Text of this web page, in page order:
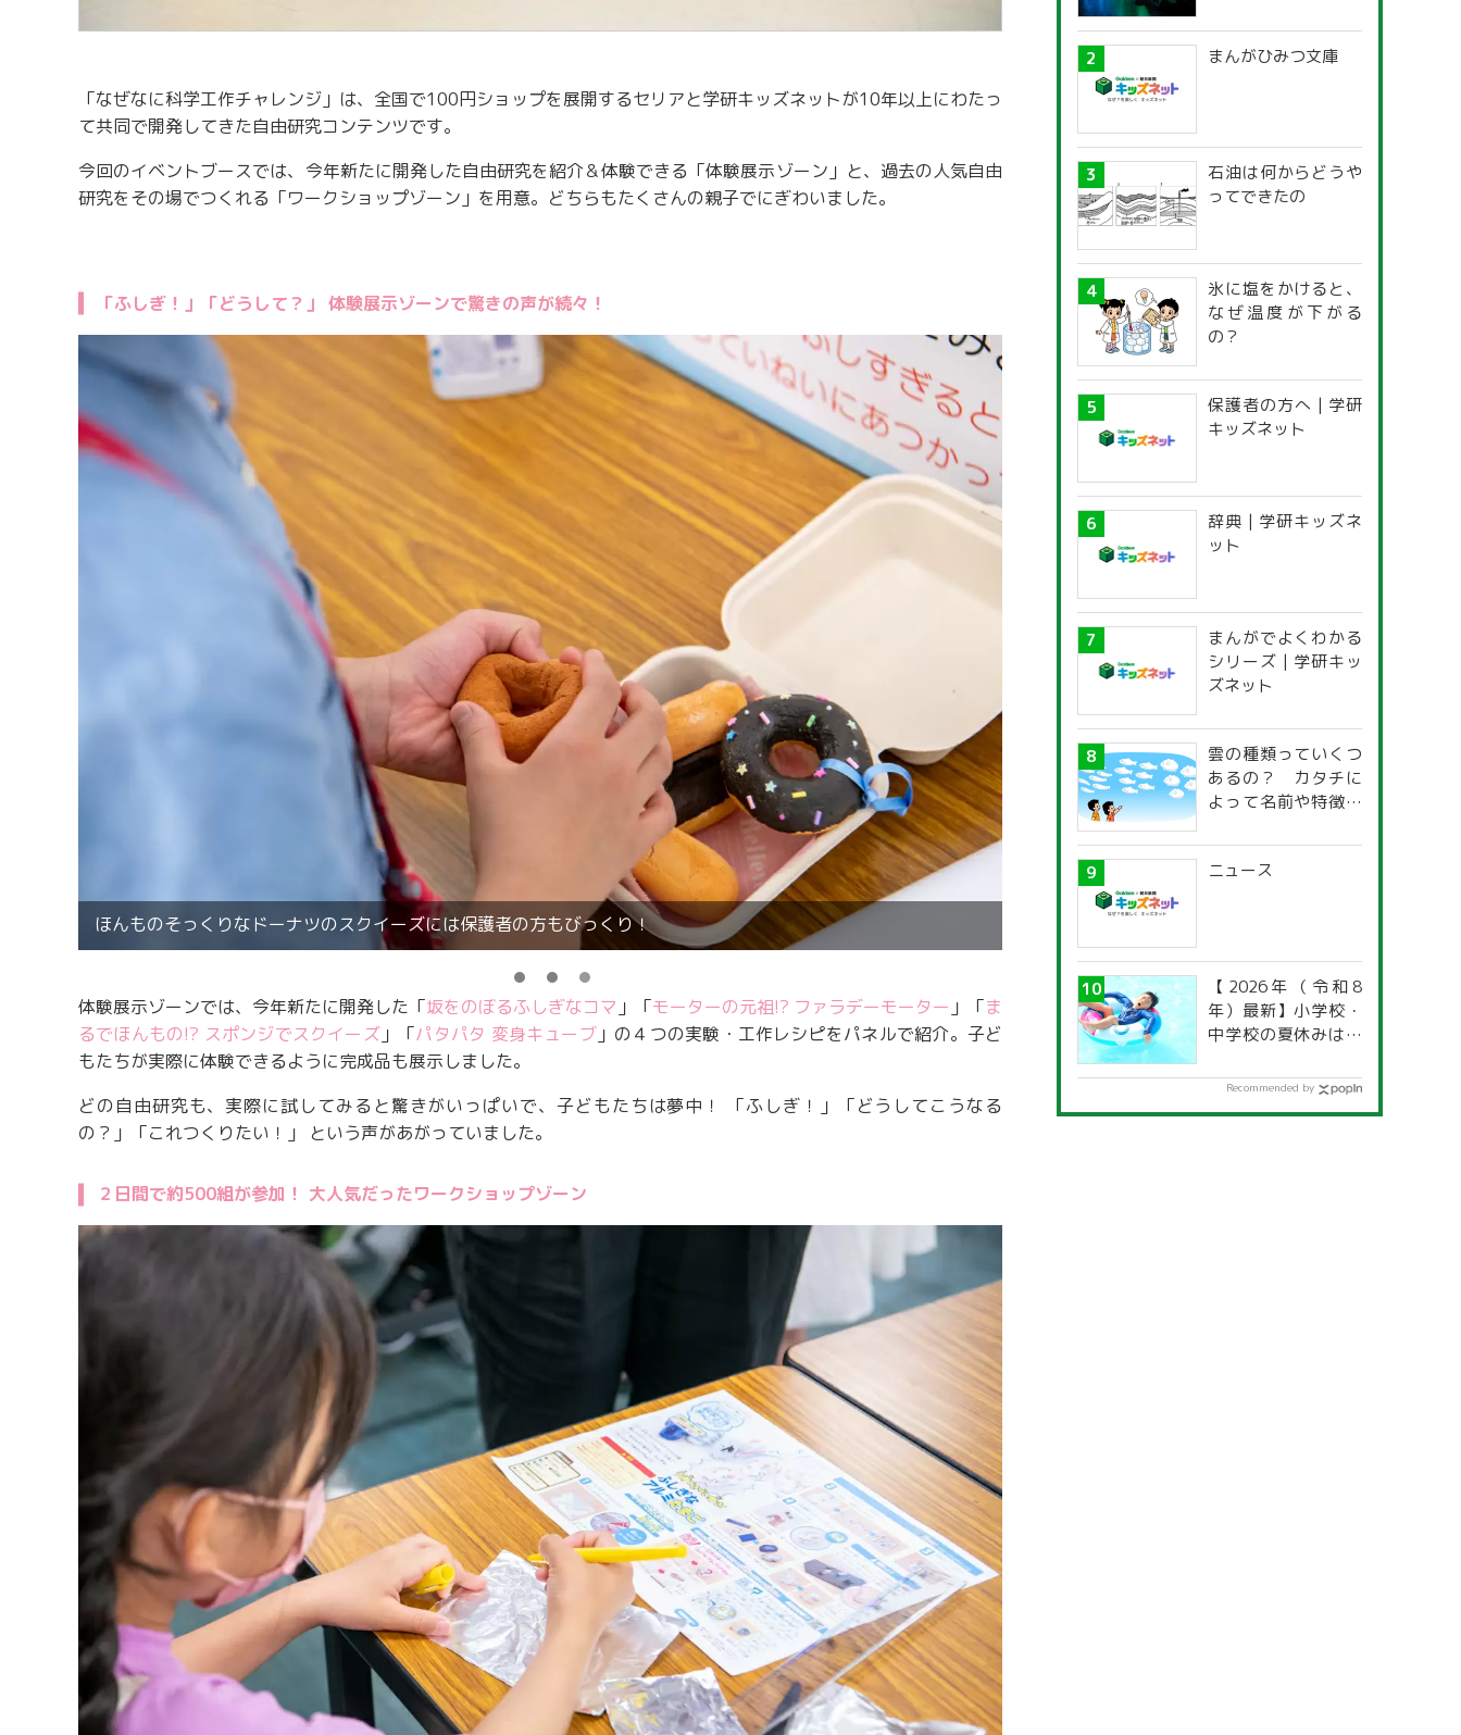
「なぜなに科学工作チャレンジ」は、全国で100円ショップを展開するセリアと学研キッズネットが10年以上にわたっ
て共同で開発してきた自由研究コンテンツです。
今回のイベントブースでは、今年新たに開発した自由研究を紹介＆体験できる「体験展示ゾーン」と、過去の人気自由
研究をその場でつくれる「ワークショップゾーン」を用意。どちらもたくさんの親子でにぎわいました。
「ふしぎ！」「どうして？」 体験展示ゾーンで驚きの声が続々！
ほんものそっくりなドーナツのスクイーズには保護者の方もびっくり！
体験展示ゾーンでは、今年新たに開発した「坂をのぼるふしぎなコマ 」「モーターの元祖!? ファラデーモーター 」「ま
るでほんもの!? スポンジでスクイーズ」「パタパタ 変身キューブ」の４つの実験・工作レシピをパネルで紹介。子ど
もたちが実際に体験できるように完成品も展示しました。
どの自由研究も、実際に試してみると驚きがいっぱいで、子どもたちは夢中！ 「ふしぎ！」「どうしてこうなる
の？」「これつくりたい！」 という声があがっていました。
２日間で約500組が参加！ 大人気だったワークショップゾーン
探究ガイド
まんがひみつ文庫
石油は何からどうや
ってできたの
氷に塩をかけると、
なぜ温度が下がる
の？
保護者の方へ | 学研
キッズネット
辞典 | 学研キッズネ
ット
まんがでよくわかる
シリーズ | 学研キッ
ズネット
雲の種類っていくつ
あるの？ カタチに
よって名前や特徴が
ニュース
【2026年（令和8
年）最新】小学校・
中学校の夏休みはい
道府県別「夏季休暇
Recommended by